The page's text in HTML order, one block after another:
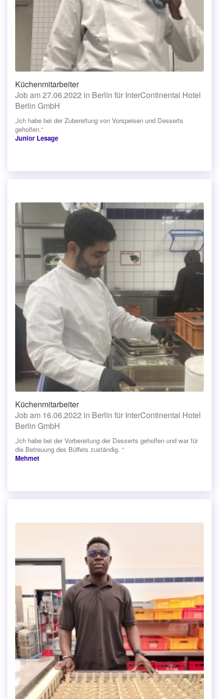
Küchenmitarbeiter
Job am 27.06.2022 in Berlin für InterContinental Hotel
Berlin GmbH
„Ich habe bei der Zubereitung von Vorspeisen und Desserts
geholfen.“
Junior Lesage
Küchenmitarbeiter
Job am 16.06.2022 in Berlin für InterContinental Hotel
Berlin GmbH
„Ich habe bei der Vorbereitung der Desserts geholfen und war für
die Betreuung des Büffets zuständig. “
Mehmet